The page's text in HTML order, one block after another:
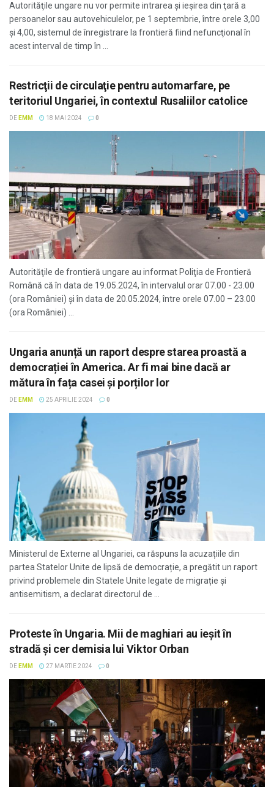
Autorităţile ungare nu vor permite intrarea şi ieşirea din ţară a
persoanelor sau autovehiculelor, pe 1 septembrie, între orele 3,00
şi 4,00, sistemul de înregistrare la frontieră fiind nefuncţional în
acest interval de timp în ...
Restricţii de circulaţie pentru automarfare, pe
teritoriul Ungariei, în contextul Rusaliilor catolice
DE EMM 18 MAI 2024 0
Autorităţile de frontieră ungare au informat Poliţia de Frontieră
Română că în data de 19.05.2024, în intervalul orar 07.00 - 23.00
(ora României) și în data de 20.05.2024, între orele 07.00 – 23.00
(ora României) ...
Ungaria anunță un raport despre starea proastă a
democrației în America. Ar fi mai bine dacă ar
mătura în fața casei și porților lor
DE EMM 25 APRILIE 2024 0
Ministerul de Externe al Ungariei, ca răspuns la acuzațiile din
partea Statelor Unite de lipsă de democrație, a pregătit un raport
privind problemele din Statele Unite legate de migrație și
antisemitism, a declarat directorul de ...
Proteste în Ungaria. Mii de maghiari au ieșit în
stradă și cer demisia lui Viktor Orban
DE EMM 27 MARTIE 2024 0